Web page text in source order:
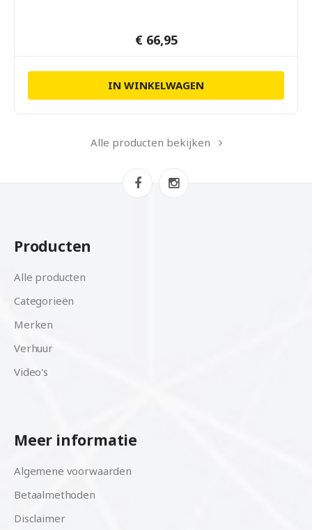
€ 66,95
IN WINKELWAGEN
Alle producten bekijken
Producten
Alle producten
Categorieën
Merken
Verhuur
Video's
Meer informatie
Algemene voorwaarden
Betaalmethoden
Disclaimer